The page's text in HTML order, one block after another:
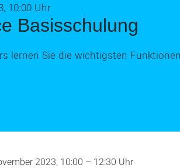
Basisschulung
10:00 Uhr
lernen Sie die wichtigsten
2023, 10:00 – 12:30 Uhr